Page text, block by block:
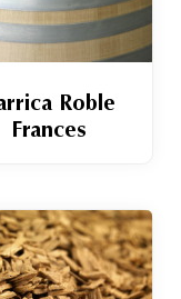
Roble
Frances